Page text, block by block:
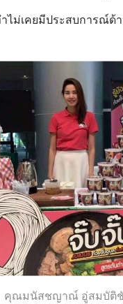
ไม่เคยมีประสบการณ์ด้
คุณมนัสชญาณ์ อู่สมบัติชั